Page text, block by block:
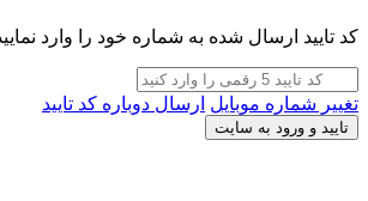
کد تایید ارسال شده به شماره خود را وارد
تغییر شماره موبایل ارسال دوباره کد تایید
تایید و ورود به سایت